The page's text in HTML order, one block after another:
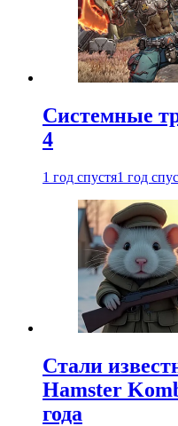
Системные
4
1 год спустя1 год
Стали
Hamster
года